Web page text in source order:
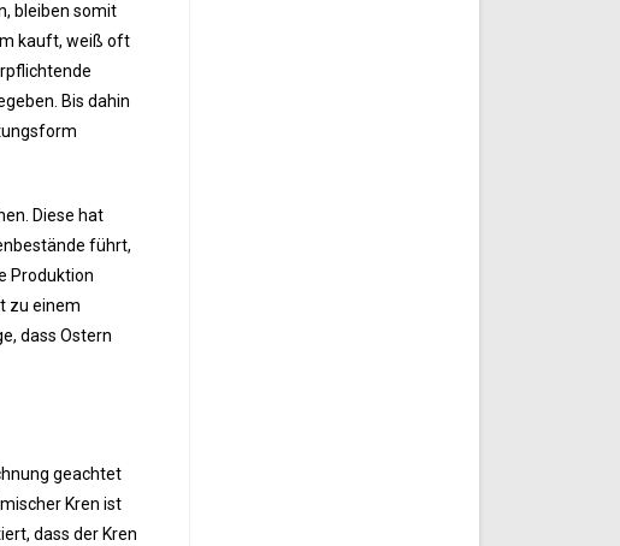
bleiben somit
kauft, weiß oft
Bis dahin
Diese hat
führt,
Produktion
zu einem
dass Ostern
geachtet
Kren ist
dass der Kren